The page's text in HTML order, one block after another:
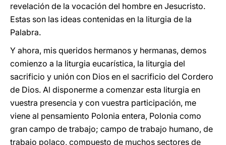
revelación de la vocación del hombre en Jesucristo.
Estas son las ideas contenidas en la liturgia de la
Palabra.
Y ahora, mis queridos hermanos y hermanas, demos
comienzo a la liturgia eucarística, la liturgia del
sacrificio y unión con Dios en el sacrificio del Cordero
de Dios. Al disponerme a comenzar esta liturgia en
vuestra presencia y con vuestra participación, me
viene al pensamiento Polonia entera, Polonia como
gran campo de trabajo; campo de trabajo humano, de
trabajo polaco, compuesto de muchos sectores de